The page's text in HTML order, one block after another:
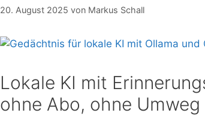
20. August 2025 von Markus Schall
Lokale KI mit
ohne Abo, ohne Umweg